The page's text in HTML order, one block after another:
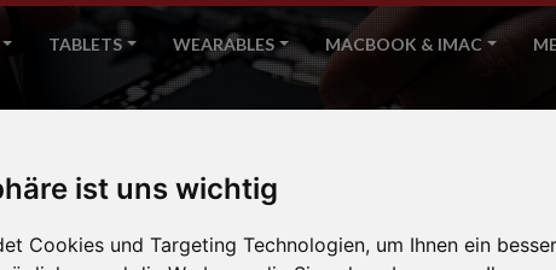
ist uns wichtig
Cookies und Targeting Technologien, um Ihnen ein
TABLETS WEARABLES MACBOOK & IMAC